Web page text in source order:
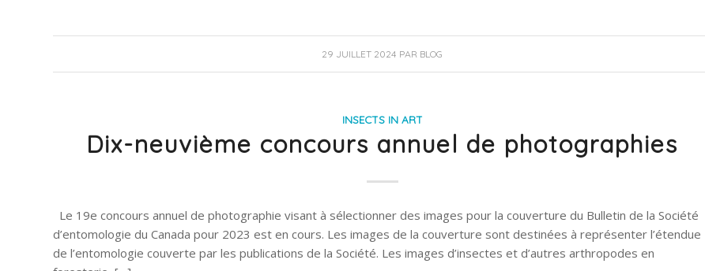
29 JUILLET 2024 PAR BLOG
INSECTS IN ART
Dix-neuvième concours annuel de photographies
Le 19e concours annuel de photographie visant à sélectionner des images pour la couverture du Bulletin de la Société
d’entomologie du Canada pour 2023 est en cours. Les images de la couverture sont destinées à représenter l’étendue
de l’entomologie couverte par les publications de la Société. Les images d’insectes et d’autres arthropodes en